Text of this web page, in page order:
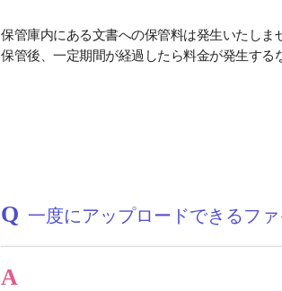
保管庫内にある文書への保管料は発生いたしま
保管後、一定期間が経過したら料金が発生する
Q 一度にアップロードできるフ
A